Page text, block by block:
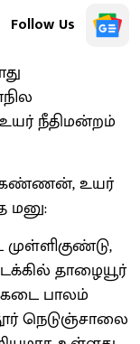
Follow Us
நீதிமன்றம்
கண்ணன், உயர்
மனு:
தாழையூர்
பாலம்
நெடுஞ்சாலை